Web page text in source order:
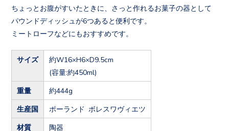
ちょっとお腹がすいたときに、さっと作れるお菓子の器として
パウンドディッシュが6つあると便利です。
ミートローフなどにもおすすめです。
サイズ
約W16×H6×D9.5cm
(容量:約450ml)
重量 約444g
生産国 ポーランド ボレスワヴィエツ
材質 陶器